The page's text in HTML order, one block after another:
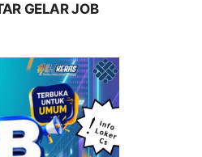
GELAR JOB